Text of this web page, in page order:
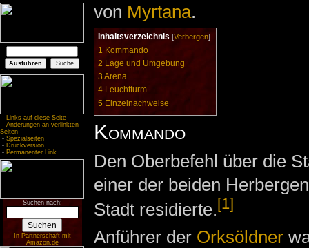
- Links auf diese Seite
- Änderungen an verlinkten
Seiten
- Spezialseiten
- Druckversion
- Permanenter Link
Suchen nach:
In Partnerschaft mit
Amazon.de
von Myrtana.
Inhaltsverzeichnis [Verbergen]
1 Kommando
2 Lage und Umgebung
3 Arena
4 Leuchtturm
5 Einzelnachweise
Kommando
Den Oberbefehl über die
einer der beiden
Stadt residierte.[1]
Anführer der Orksöldner